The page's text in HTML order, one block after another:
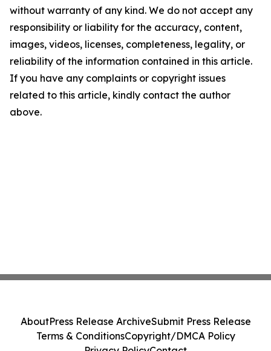
without warranty of any kind. We do not accept any
responsibility or liability for the accuracy, content,
images, videos, licenses, completeness, legality, or
reliability of the information contained in this article.
If you have any complaints or copyright issues
related to this article, kindly contact the author
above.
AboutPress Release ArchiveSubmit Press Release
Terms & ConditionsCopyright/DMCA Policy